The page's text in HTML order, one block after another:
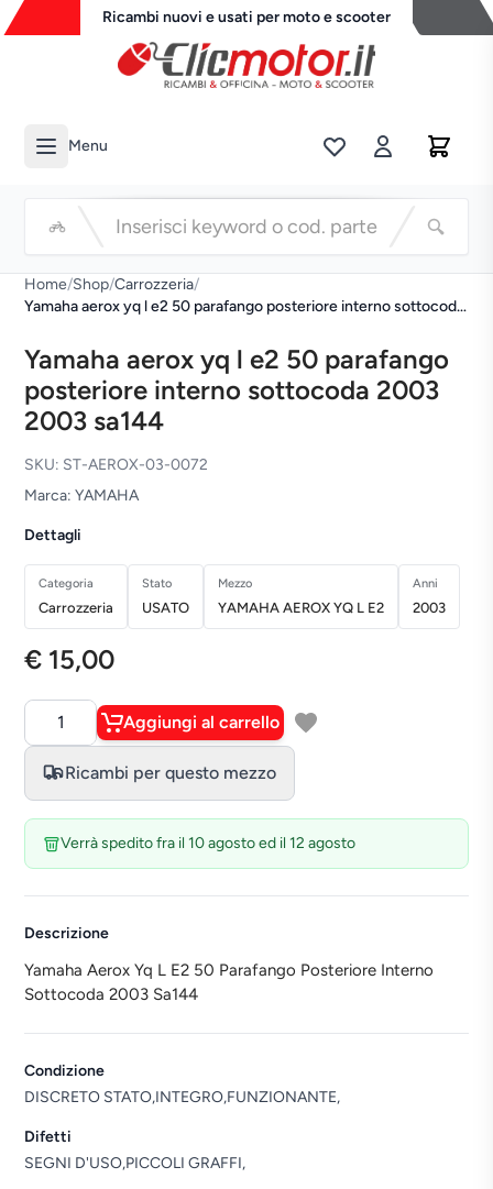
Ricambi nuovi e usati per moto e scooter
Menu
Home/Shop/Carrozzeria/
Yamaha aerox yq l e2 50 parafango posteriore interno sottocoda
Yamaha aerox yq l e2 50 parafango
posteriore interno sottocoda 2003
2003 sa144
SKU: ST-AEROX-03-0072
Marca: YAMAHA
Dettagli
Categoria
Carrozzeria
Stato
USATO
Mezzo
YAMAHA AEROX YQ L E2
Anni
2003
€ 15,00
Quantità
Aggiungi al carrello
Ricambi per questo mezzo
Verrà spedito fra il 10 agosto ed il 12 agosto
Descrizione
Yamaha Aerox Yq L E2 50 Parafango Posteriore Interno
Sottocoda 2003 Sa144
Condizione
DISCRETO STATO,INTEGRO,FUNZIONANTE,
Difetti
SEGNI D'USO,PICCOLI GRAFFI,